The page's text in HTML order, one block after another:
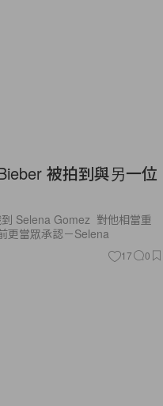
被拍到與另一位
Selena Gomez 對他相當重
更當眾承認－Selena
17 0